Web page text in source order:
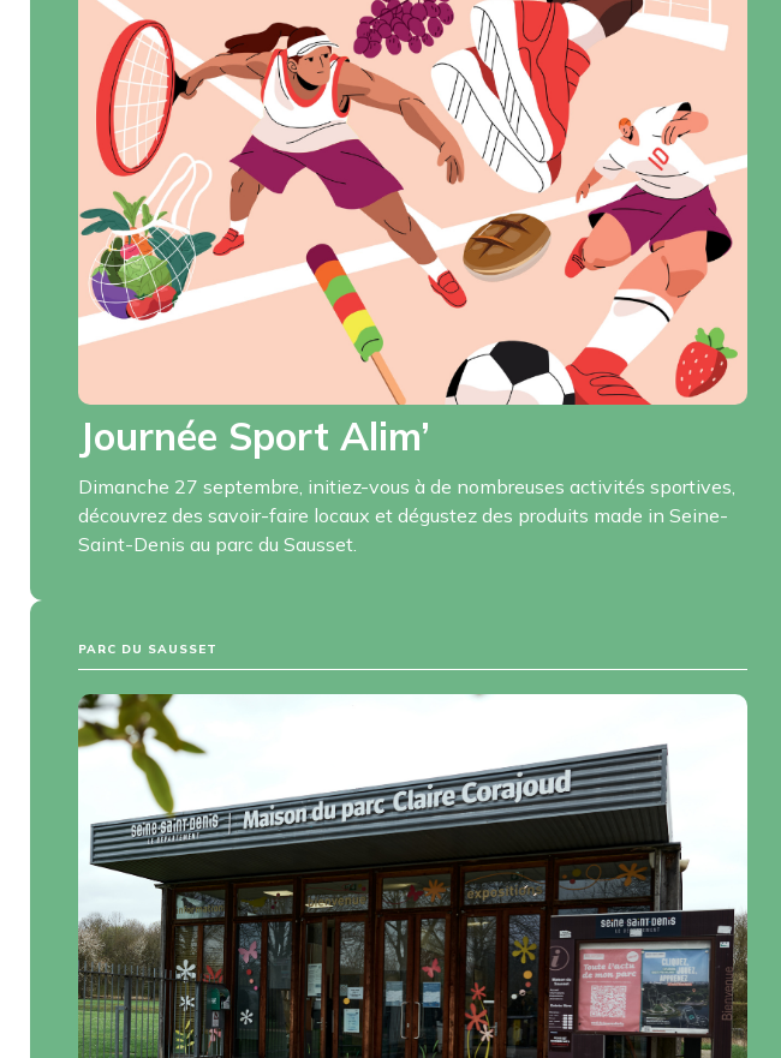
Journée Sport Alim’
Dimanche 27 septembre, initiez-vous à de nombreuses activités sportives,
découvrez des savoir-faire locaux et dégustez des produits made in Seine-
Saint-Denis au parc du Sausset.
PARC DU SAUSSET